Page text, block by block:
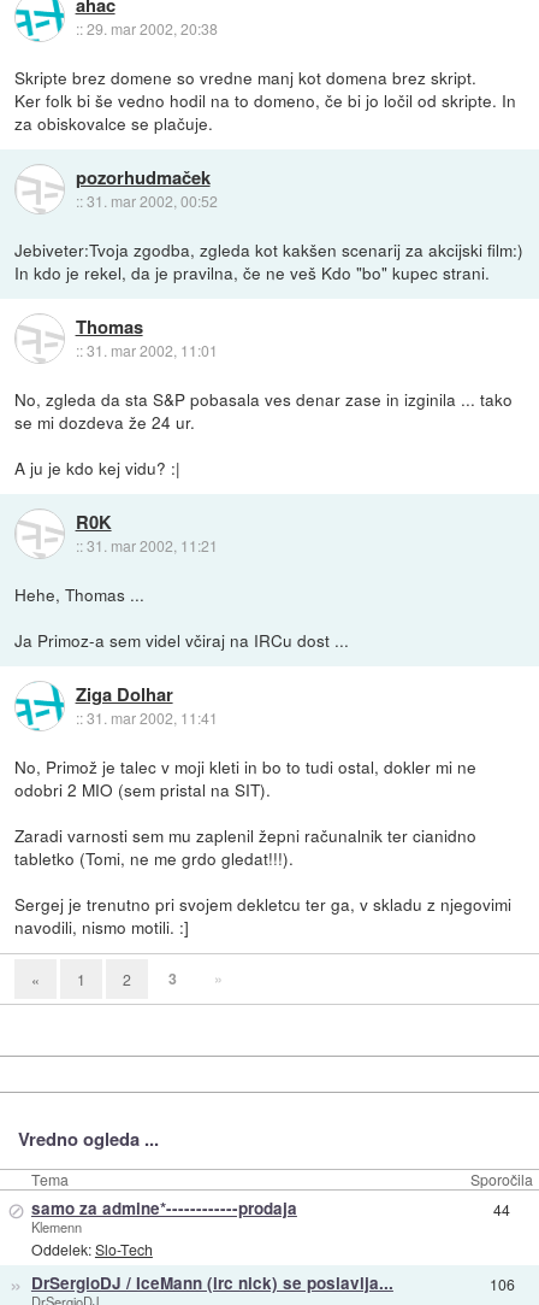
::29. mar 2002, 20:38
Skripte brez domene so vredne manj kot domena brez skript.
Ker folk bi še vedno hodil na to domeno, če bi jo ločil od skripte. In
za obiskovalce se plačuje.
pozorhudmaček
::31. mar 2002, 00:52
Jebiveter:Tvoja zgodba, zgleda kot kakšen scenarij za akcijski film:)
In kdo je rekel, da je pravilna, če ne veš Kdo "bo" kupec strani.
Thomas
::31. mar 2002, 11:01
No, zgleda da sta S&P pobasala ves denar zase in izginila ... tako
se mi dozdeva že 24 ur.
A ju je kdo kej vidu? :|
R0K
::31. mar 2002, 11:21
Hehe, Thomas ...
Ja Primoz-a sem videl včiraj na IRCu dost ...
Ziga Dolhar
::31. mar 2002, 11:41
No, Primož je talec v moji kleti in bo to tudi ostal, dokler mi ne
odobri 2 MIO (sem pristal na SIT).
Zaradi varnosti sem mu zaplenil žepni računalnik ter cianidno
tabletko (Tomi, ne me grdo gledat!!!).
Sergej je trenutno pri svojem dekletcu ter ga, v skladu z njegovimi
navodili, nismo motili. :]
« 1 2 3 »
Vredno ogleda ...
Tema Sporočila
⊘ samo za admine*------------prodaja
Klemenn
Oddelek:Slo-Tech
44
» DrSergioDJ / IceMann (irc nick) se poslavlja... 106